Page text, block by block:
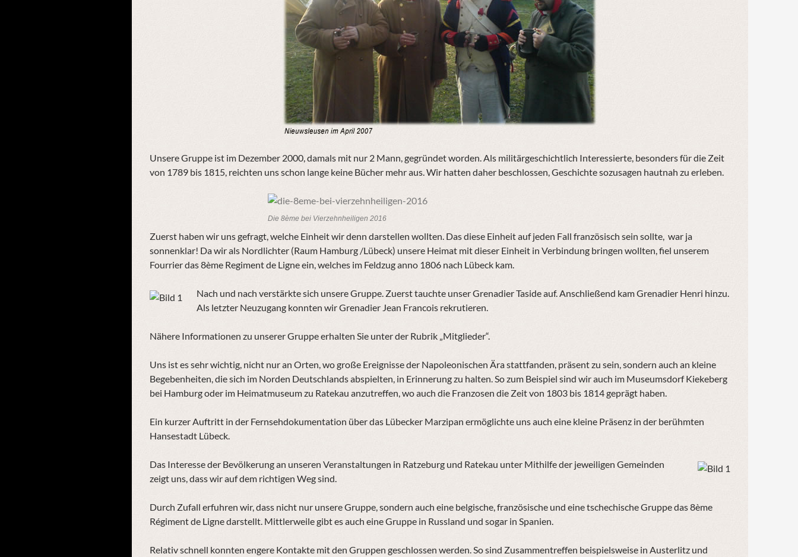
Unsere Gruppe ist im Dezember 2000, damals mit nur 2 Mann, gegründet worden. Als militärgeschichtlich Interessierte, besonders für die Zeit
von 1789 bis 1815, reichten uns schon lange keine Bücher mehr aus. Wir hatten daher beschlossen, Geschichte sozusagen hautnah zu erleben.
Die 8ème bei Vierzehnheiligen 2016
Zuerst haben wir uns gefragt, welche Einheit wir denn darstellen wollten. Das diese Einheit auf jeden Fall französisch sein sollte, war ja
sonnenklar! Da wir als Nordlichter (Raum Hamburg /Lübeck) unsere Heimat mit dieser Einheit in Verbindung bringen wollten, fiel unserem
Fourrier das 8ème Regiment de Ligne ein, welches im Feldzug anno 1806 nach Lübeck kam.
Nach und nach verstärkte sich unsere Gruppe. Zuerst tauchte unser Grenadier Taside auf. Anschließend kam Grenadier Henri hinzu.
Als letzter Neuzugang konnten wir Grenadier Jean Francois rekrutieren.
Nähere Informationen zu unserer Gruppe erhalten Sie unter der Rubrik „Mitglieder“.
Uns ist es sehr wichtig, nicht nur an Orten, wo große Ereignisse der Napoleonischen Ära stattfanden, präsent zu sein, sondern auch an kleine
Begebenheiten, die sich im Norden Deutschlands abspielten, in Erinnerung zu halten. So zum Beispiel sind wir auch im Museumsdorf Kiekeberg
bei Hamburg oder im Heimatmuseum zu Ratekau anzutreffen, wo auch die Franzosen die Zeit von 1803 bis 1814 geprägt haben.
Ein kurzer Auftritt in der Fernsehdokumentation über das Lübecker Marzipan ermöglichte uns auch eine kleine Präsenz in der berühmten
Hansestadt Lübeck.
Das Interesse der Bevölkerung an unseren Veranstaltungen in Ratzeburg und Ratekau unter Mithilfe der jeweiligen Gemeinden
zeigt uns, dass wir auf dem richtigen Weg sind.
Durch Zufall erfuhren wir, dass nicht nur unsere Gruppe, sondern auch eine belgische, französische und eine tschechische Gruppe das 8ème
Régiment de Ligne darstellt. Mittlerweile gibt es auch eine Gruppe in Russland und sogar in Spanien.
Relativ schnell konnten engere Kontakte mit den Gruppen geschlossen werden. So sind Zusammentreffen beispielsweise in Austerlitz und